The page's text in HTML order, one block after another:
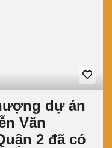
dự án
Văn
2 đã có